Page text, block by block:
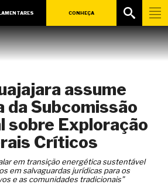
CONHEÇA
assume
da Subcomissão
sobre Exploração
Críticos
em transição energética sustentável
em salvaguardas jurídicas para os
e as comunidades tradicionais”